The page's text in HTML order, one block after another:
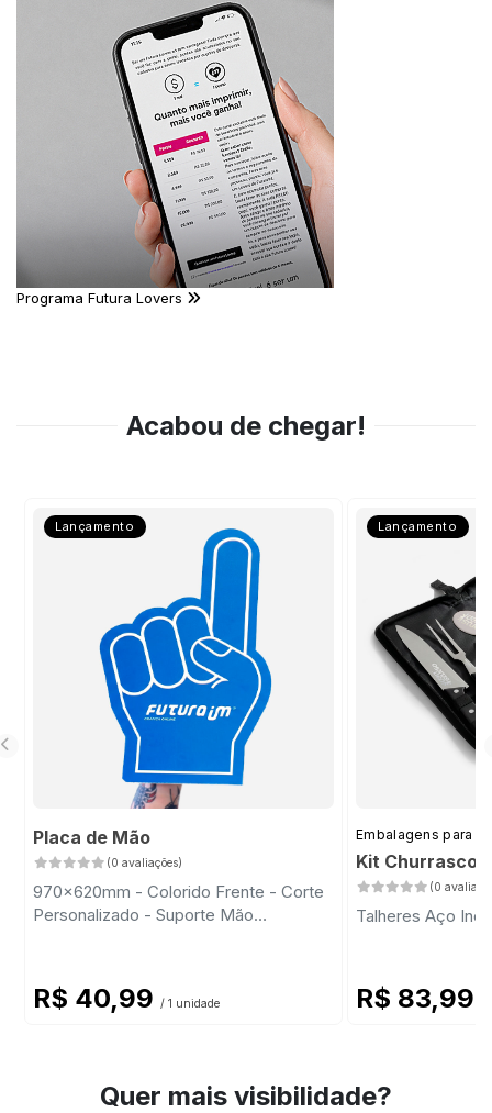
Programa Futura Lovers
Acabou de chegar!
Lançamento
Placa de Mão
(0 avaliações)
970x620mm - Colorido Frente - Corte
Personalizado - Suporte Mão
R$ 40,99 / 1 unidade
Lançamento
Embalagens para
Kit Churrasco
(0
Talheres Aço
R$ 83,99
Quer mais visibilidade?